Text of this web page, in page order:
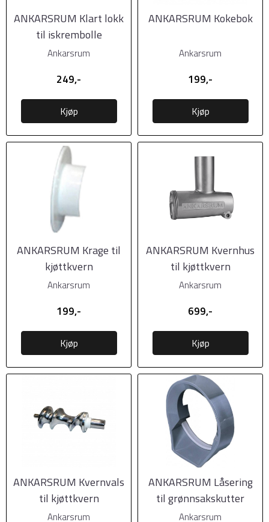
ANKARSRUM Klart lokk
til iskrembolle
Ankarsrum
249,-
Kjøp
ANKARSRUM Kokebok
Ankarsrum
199,-
Kjøp
ANKARSRUM Krage til
kjøttkvern
Ankarsrum
199,-
Kjøp
ANKARSRUM Kvernhus
til kjøttkvern
Ankarsrum
699,-
Kjøp
ANKARSRUM Kvernvals
til kjøttkvern
Ankarsrum
ANKARSRUM Låsering
til grønnsakskutter
Ankarsrum